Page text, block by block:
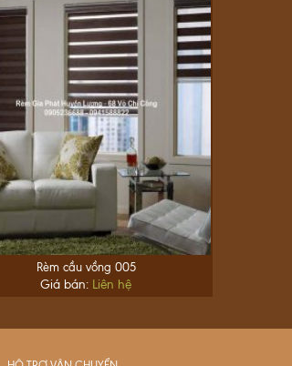
Rèm cầu vồng 005
Giá bán: Liên hệ